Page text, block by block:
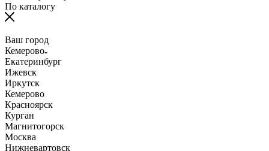
По каталогу
Ваш город
Кемерово
Екатеринбург
Ижевск
Иркутск
Кемерово
Красноярск
Курган
Магнитогорск
Москва
Нижневартовск